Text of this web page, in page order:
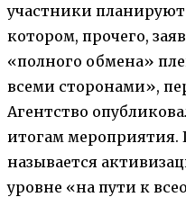
участники
котором, прочего,
«полного обмена»
всеми сторонами»,
Агентство
итогам
называется
уровне «на пути к